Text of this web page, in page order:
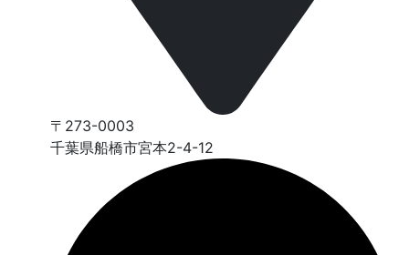
〒273-0003
千葉県船橋市宮本2-4-12